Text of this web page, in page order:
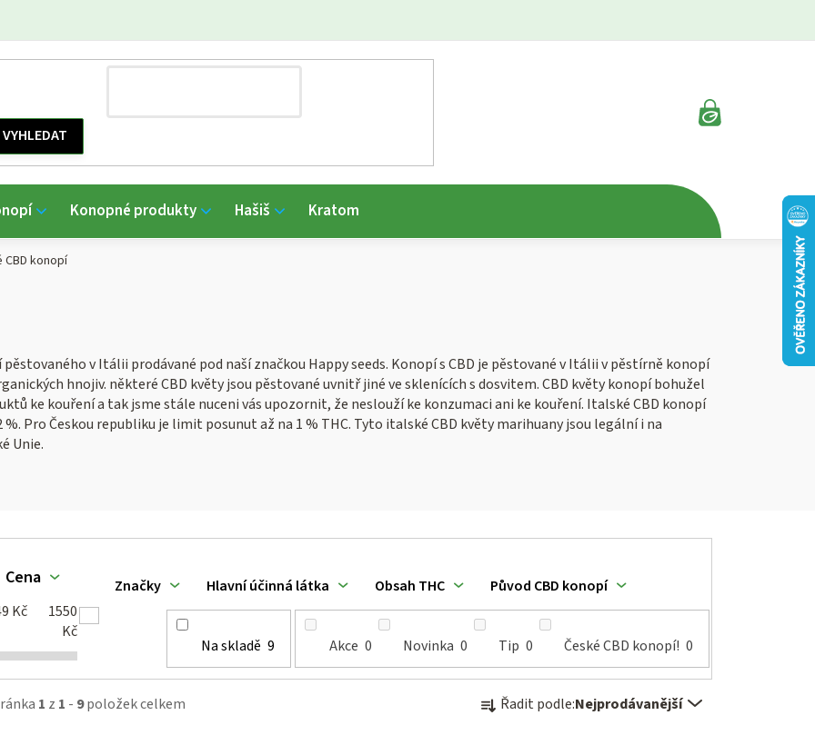
NÁKUPNÍ
Konopné produkty Hašiš Kratom
CBD konopí
v Itálii prodávané pod naší značkou Happy seeds. Konopí s CBD je pěstované v Itálii v pěstírně konopí
hnojiv. některé CBD květy jsou pěstované uvnitř jiné ve sklenících s dosvitem. CBD květy konopí bohužel
ke kouření a tak jsme stále nuceni vás upozornit, že neslouží ke konzumaci ani ke kouření. Italské CBD konopí
%. Pro Českou republiku je limit posunut až na 1 % THC. Tyto italské CBD květy marihuany jsou legální i na
Unie.
1 z 1 - 9položek celkem
Ř Řadit podle:Nejprodávanější
Cena
Kč
1550
Kč
Na skladě 9 Akce 0 Novinka 0 Tip 0 České CBD konopí! 0
Značky Hlavní účinná látka Obsah THC Původ CBD konopí